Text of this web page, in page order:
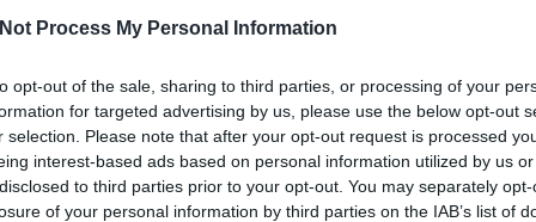
Process My Personal Information
opt-out of the sale, sharing to third parties, or processing of your
for targeted advertising by us, please use the below opt-out
selection. Please note that after your opt-out request is processed
interest-based ads based on personal information utilized by us
to third parties prior to your opt-out. You may separately
of your personal information by third parties on the IAB’s list of
Balaton Körút nevű út, akkor az kiépített, ápolt, karbantartott,
miatt is.A
volt. Volt ahol
A380 vagyok és
kerékpárút minőség,
Aztán volt ennek
még az egysávos "ha